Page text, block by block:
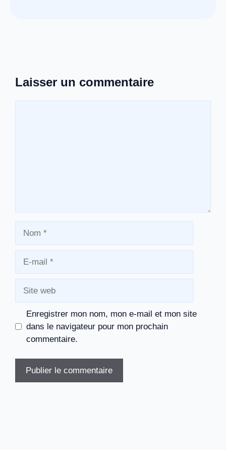
Laisser un commentaire
Enregistrer mon nom, mon e-mail et mon site
dans le navigateur pour mon prochain
commentaire.